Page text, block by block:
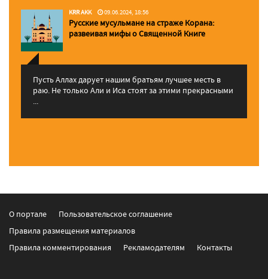
KRR AKK 09.06.2024, 18:56
Русские мусульмане на страже Корана:
pазвеивая мифы о Священной Книге
Пусть Аллах дарует нашим братьям лучшее месть в
раю. Не только Али и Иса стоят за этими прекрасными
...
О портале
Пользовательское соглашение
Правила размещения материалов
Правила комментирования
Рекламодателям Контакты